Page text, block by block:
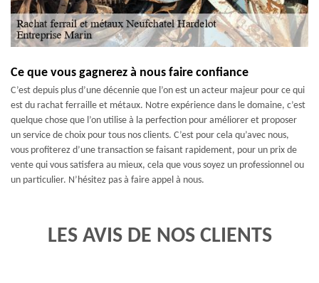
Ce que vous gagnerez à nous faire confiance
C’est depuis plus d’une décennie que l’on est un acteur majeur pour ce qui
est du rachat ferraille et métaux. Notre expérience dans le domaine, c’est
quelque chose que l’on utilise à la perfection pour améliorer et proposer
un service de choix pour tous nos clients. C’est pour cela qu’avec nous,
vous profiterez d’une transaction se faisant rapidement, pour un prix de
vente qui vous satisfera au mieux, cela que vous soyez un professionnel ou
un particulier. N’hésitez pas à faire appel à nous.
LES AVIS DE NOS CLIENTS